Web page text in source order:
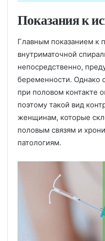
Показания к
Главным показанием к
внутриматочной
непосредственно,
беременности. Однако
при половом контакте
поэтому такой вид
женщинам, которые
половым связям и
патологиям.